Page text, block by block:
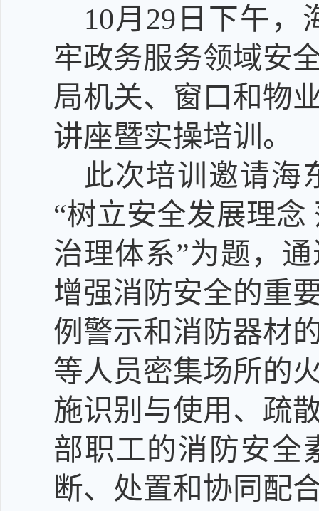
10月 29 日下午，
牢政务服务领域安
局机关、窗口和物
讲座暨实操培训。
此次培训邀请海
“树立安全发展理
治理体系”为题，
增强消防安全的重
例警示和消防器材
等人员密集场所的
施识别与使用、疏
部职工的消防安全
断、处置和协同配